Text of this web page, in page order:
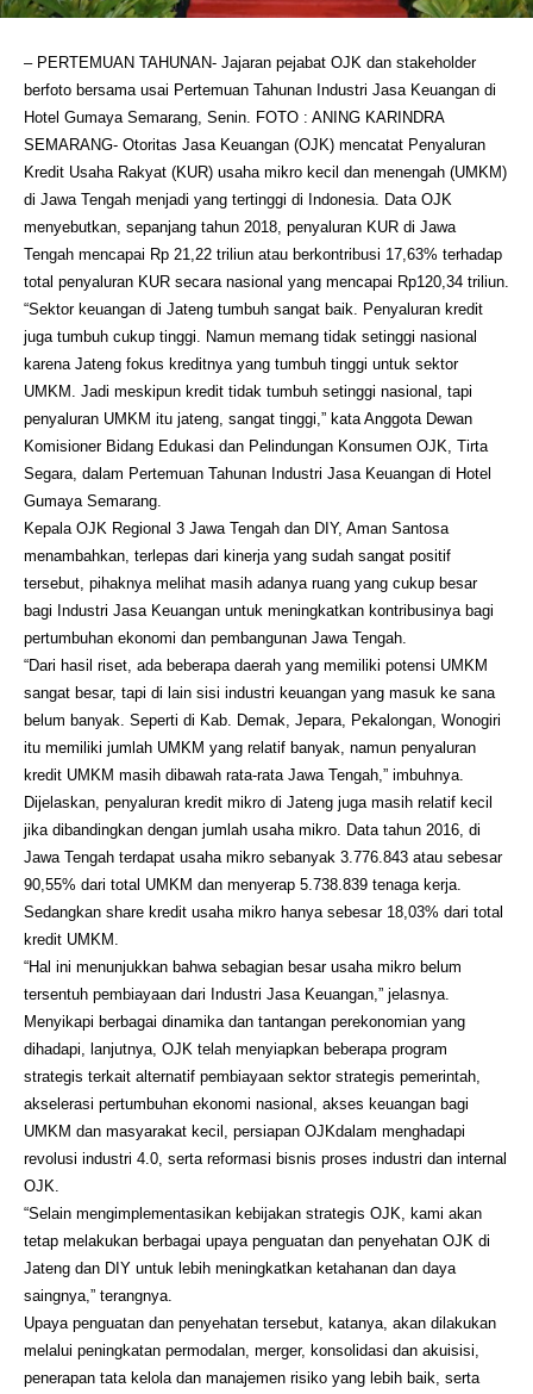
– PERTEMUAN TAHUNAN- Jajaran pejabat OJK dan stakeholder
berfoto bersama usai Pertemuan Tahunan Industri Jasa Keuangan di
Hotel Gumaya Semarang, Senin. FOTO : ANING KARINDRA
SEMARANG- Otoritas Jasa Keuangan (OJK) mencatat Penyaluran
Kredit Usaha Rakyat (KUR) usaha mikro kecil dan menengah (UMKM)
di Jawa Tengah menjadi yang tertinggi di Indonesia. Data OJK
menyebutkan, sepanjang tahun 2018, penyaluran KUR di Jawa
Tengah mencapai Rp 21,22 triliun atau berkontribusi 17,63% terhadap
total penyaluran KUR secara nasional yang mencapai Rp120,34 triliun.
“Sektor keuangan di Jateng tumbuh sangat baik. Penyaluran kredit
juga tumbuh cukup tinggi. Namun memang tidak setinggi nasional
karena Jateng fokus kreditnya yang tumbuh tinggi untuk sektor
UMKM. Jadi meskipun kredit tidak tumbuh setinggi nasional, tapi
penyaluran UMKM itu jateng, sangat tinggi,” kata Anggota Dewan
Komisioner Bidang Edukasi dan Pelindungan Konsumen OJK, Tirta
Segara, dalam Pertemuan Tahunan Industri Jasa Keuangan di Hotel
Gumaya Semarang.
Kepala OJK Regional 3 Jawa Tengah dan DIY, Aman Santosa
menambahkan, terlepas dari kinerja yang sudah sangat positif
tersebut, pihaknya melihat masih adanya ruang yang cukup besar
bagi Industri Jasa Keuangan untuk meningkatkan kontribusinya bagi
pertumbuhan ekonomi dan pembangunan Jawa Tengah.
“Dari hasil riset, ada beberapa daerah yang memiliki potensi UMKM
sangat besar, tapi di lain sisi industri keuangan yang masuk ke sana
belum banyak. Seperti di Kab. Demak, Jepara, Pekalongan, Wonogiri
itu memiliki jumlah UMKM yang relatif banyak, namun penyaluran
kredit UMKM masih dibawah rata-rata Jawa Tengah,” imbuhnya.
Dijelaskan, penyaluran kredit mikro di Jateng juga masih relatif kecil
jika dibandingkan dengan jumlah usaha mikro. Data tahun 2016, di
Jawa Tengah terdapat usaha mikro sebanyak 3.776.843 atau sebesar
90,55% dari total UMKM dan menyerap 5.738.839 tenaga kerja.
Sedangkan share kredit usaha mikro hanya sebesar 18,03% dari total
kredit UMKM.
“Hal ini menunjukkan bahwa sebagian besar usaha mikro belum
tersentuh pembiayaan dari Industri Jasa Keuangan,” jelasnya.
Menyikapi berbagai dinamika dan tantangan perekonomian yang
dihadapi, lanjutnya, OJK telah menyiapkan beberapa program
strategis terkait alternatif pembiayaan sektor strategis pemerintah,
akselerasi pertumbuhan ekonomi nasional, akses keuangan bagi
UMKM dan masyarakat kecil, persiapan OJKdalam menghadapi
revolusi industri 4.0, serta reformasi bisnis proses industri dan internal
OJK.
“Selain mengimplementasikan kebijakan strategis OJK, kami akan
tetap melakukan berbagai upaya penguatan dan penyehatan OJK di
Jateng dan DIY untuk lebih meningkatkan ketahanan dan daya
saingnya,” terangnya.
Upaya penguatan dan penyehatan tersebut, katanya, akan dilakukan
melalui peningkatan permodalan, merger, konsolidasi dan akuisisi,
penerapan tata kelola dan manajemen risiko yang lebih baik, serta